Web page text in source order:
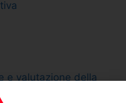
e valutazione della